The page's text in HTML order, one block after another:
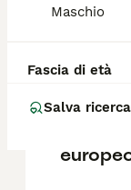
Maschio
Fascia di età
Salva ricerca